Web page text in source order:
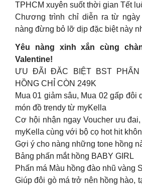
TPHCM xuyên suốt thời gian Tết
Chương trình chỉ diễn ra từ ngày
nàng đừng bỏ lỡ dịp đặc biệt này
Yêu nàng xinh xắn cùng
Valentine!
ƯU ĐÃI ĐĂC BIỆT BST
HỒNG CHỈ CÒN 249K
Mua 01 giảm sâu, Mua 02 gấp đôi
món đồ trendy từ myKella
Cơ hội nhận ngay Voucher ưu
myKella cùng với bộ cọ hot hit
Gợi ý cho nàng những tone hồng
Bảng phấn mắt hồng BABY GIRL
Phấn má Màu hồng đào nhũ vàng
Giúp đôi gò má trở nên hồng hào,